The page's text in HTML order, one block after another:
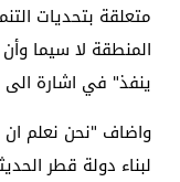
متعلقة بتحديات
المنطقة لا سيما
ينفذ" في اشارة
واضاف "نحن نعلم
لبناء دولة قطر